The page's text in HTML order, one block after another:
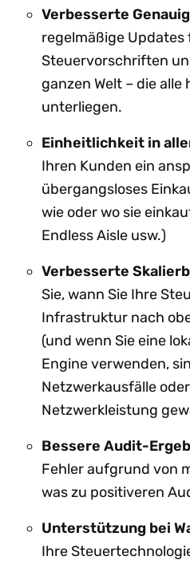
Verbesserte
regelmäßige
Steuervorschriften
ganzen Welt – die
unterliegen.
Einheitlichkeit in
Ihren Kunden ein
übergangsloses
wie oder wo sie
Endless Aisle usw.)
Verbesserte
Sie, wann Sie Ihre
Infrastruktur nach
(und wenn Sie eine
Engine verwenden,
Netzwerkausfälle
Netzwerkleistung
Bessere Audit-
Fehler aufgrund von
was zu positiveren
Unterstützung bei
Ihre